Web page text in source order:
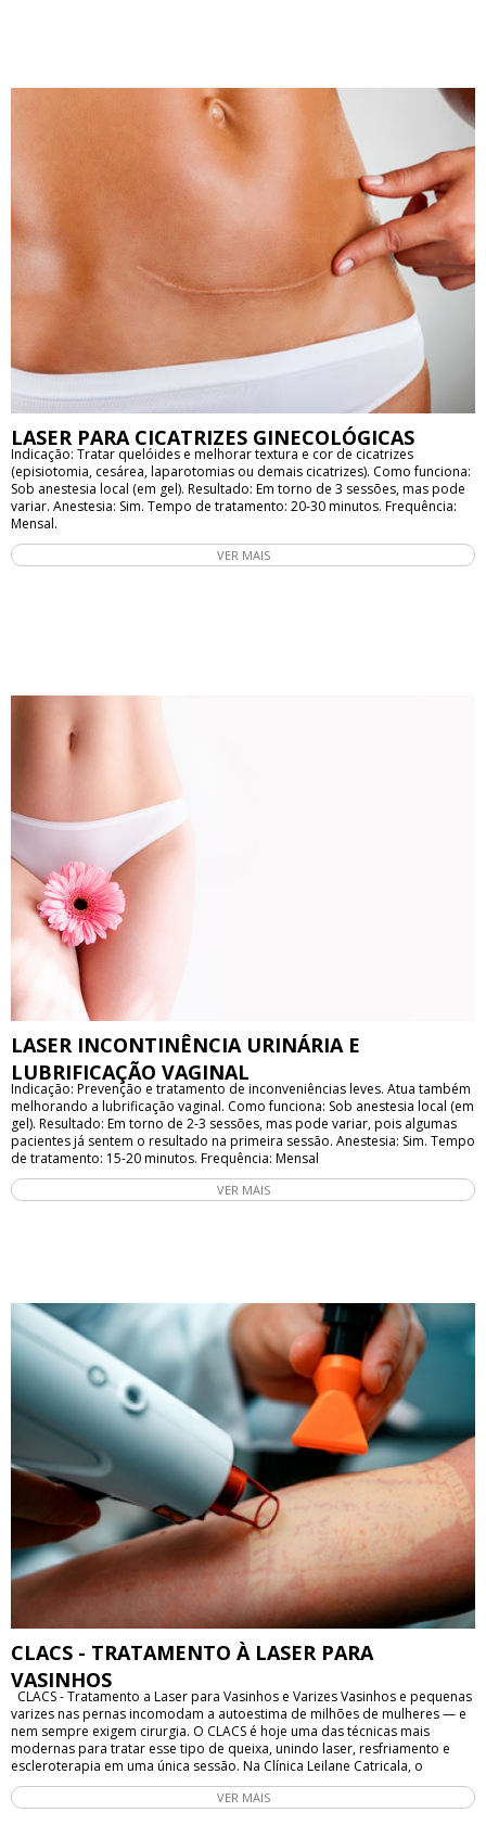
LASER PARA CICATRIZES GINECOLÓGICAS
Indicação: Tratar quelóides e melhorar textura e cor de cicatrizes
(episiotomia, cesárea, laparotomias ou demais cicatrizes). Como funciona:
Sob anestesia local (em gel). Resultado: Em torno de 3 sessões, mas pode
variar. Anestesia: Sim. Tempo de tratamento: 20-30 minutos. Frequência:
Mensal.
VER MAIS
LASER INCONTINÊNCIA URINÁRIA E
LUBRIFICAÇÃO VAGINAL
Indicação: Prevenção e tratamento de inconveniências leves. Atua também
melhorando a lubrificação vaginal. Como funciona: Sob anestesia local (em
gel). Resultado: Em torno de 2-3 sessões, mas pode variar, pois algumas
pacientes já sentem o resultado na primeira sessão. Anestesia: Sim. Tempo
de tratamento: 15-20 minutos. Frequência: Mensal
VER MAIS
CLACS - TRATAMENTO À LASER PARA
VASINHOS
CLACS - Tratamento a Laser para Vasinhos e Varizes Vasinhos e pequenas
varizes nas pernas incomodam a autoestima de milhões de mulheres — e
nem sempre exigem cirurgia. O CLACS é hoje uma das técnicas mais
modernas para tratar esse tipo de queixa, unindo laser, resfriamento e
escleroterapia em uma única sessão. Na Clínica Leilane Catricala, o
tratamento é conduzido pela Dra. Tatiana Schmuziger — CRM-SP 135.203 |
RQE (Cirurgia Vascular) 47.701 — com o laser Fotona, um dos
VER MAIS